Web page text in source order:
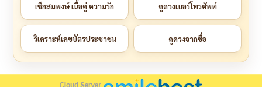
เช็กสมพงษ์ เนื้อคู่ ความรัก ดูดวงเบอร์โทรศัพท์
วิเคราะห์เลขบัตรประชาชน ดูดวงจากชื่อ